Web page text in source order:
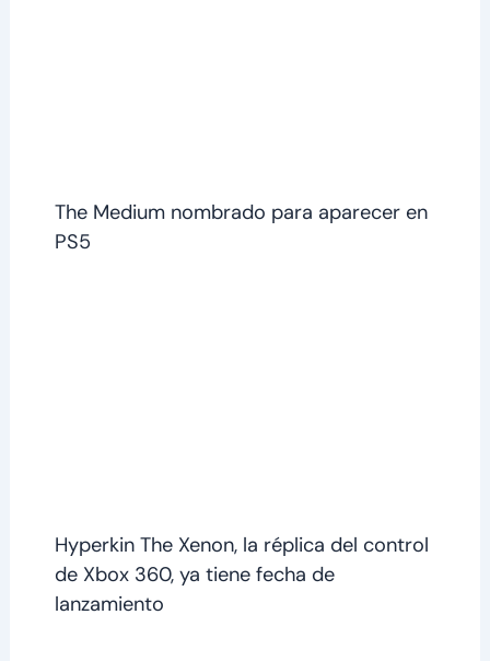
The Medium nombrado para aparecer en
PS5
Hyperkin The Xenon, la réplica del control
de Xbox 360, ya tiene fecha de
lanzamiento